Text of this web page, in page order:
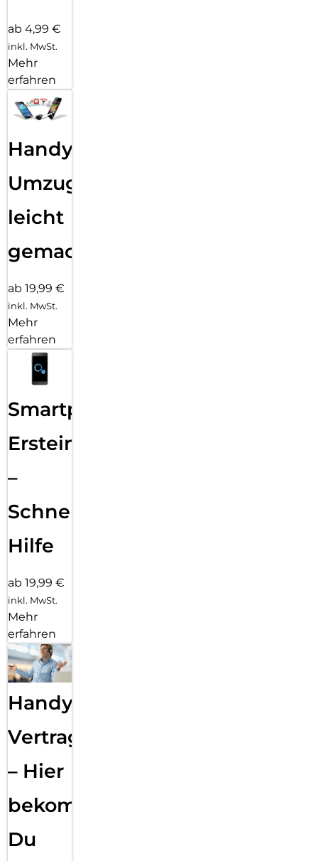
ab 4,99 €
inkl. MwSt.
Mehr
erfahren
Handy
Umzug
leicht
gemacht!
ab 19,99 €
inkl. MwSt.
Mehr
erfahren
Smartphone
Ersteinrichtung
–
Schnelle
Hilfe
ab 19,99 €
inkl. MwSt.
Mehr
erfahren
Handy
Vertragsabwicklung
– Hier
bekommst
Du